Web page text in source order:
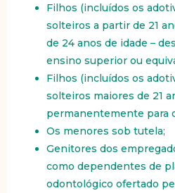
Filhos (incluídos os
solteiros a partir de 21
de 24 anos de idade –
ensino superior ou
Filhos (incluídos os
solteiros maiores de 21
permanentemente para
Os menores sob tutela;
Genitores dos
como dependentes de
odontológico ofertado